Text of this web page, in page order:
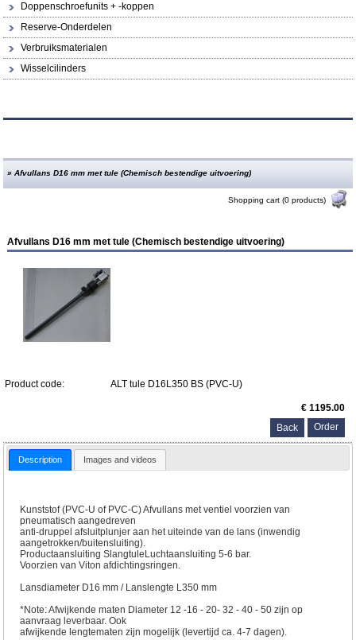
Doppenschroefunits + -koppen
Reserve-Onderdelen
Verbruiksmaterialen
Wisselcilinders
»Afvullans D16 mm met tule (Chemisch bestendige uitvoering)
Shopping cart (0 products)
Afvullans D16 mm met tule (Chemisch bestendige uitvoering)
Product code: ALT tule D16L350 BS (PVC-U)
€ 1195.00
Back
Description Images and videos
Kunststof (PVC-U of PVC-C) Afvullans met ventiel voorzien van
pneumatisch aangedreven
anti-druppel afsluitplunjer aan het uiteinde van de lans (inwendig
aangetrokken/buitensluiting).
Productaansluiting SlangtuleLuchtaansluiting 5-6 bar.
Voorzien van Viton afdichtingsringen.
Lansdiameter D16 mm / Lanslengte L350 mm
*Note: Afwijkende maten Diameter 12 -16 - 20- 32 - 40 - 50 zijn op
aanvraag leverbaar. Ook
afwijkende lengtematen zijn mogelijk (levertijd ca. 4-7 dagen).